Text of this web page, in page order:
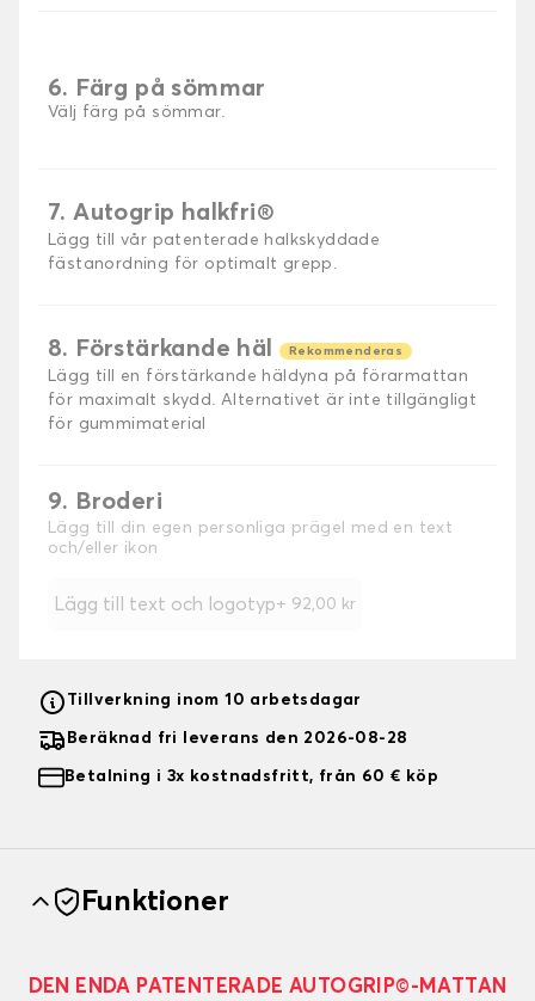
6. Färg på sömmar
Välj färg på sömmar.
7. Autogrip halkfri®
Lägg till vår patenterade halkskyddade
fästanordning för optimalt grepp.
8. Förstärkande häl Rekommenderas
Lägg till en förstärkande häldyna på förarmattan
för maximalt skydd. Alternativet är inte tillgängligt
för gummimaterial
9. Broderi
Lägg till din egen personliga prägel med en text
och/eller ikon
Lägg till text och logotyp+ 92,00 kr
Tillverkning inom 10 arbetsdagar
Beräknad fri leverans den 2026-08-28
Betalning i 3x kostnadsfritt, från 60 € köp
Funktioner
DEN ENDA PATENTERADE AUTOGRIP©-MATTAN